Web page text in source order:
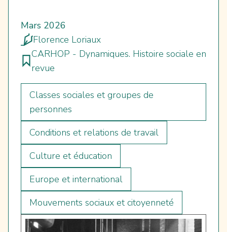
Mars 2026
Florence Loriaux
CARHOP - Dynamiques. Histoire sociale en
revue
Classes sociales et groupes de
personnes
Conditions et relations de travail
Culture et éducation
Europe et international
Mouvements sociaux et citoyenneté